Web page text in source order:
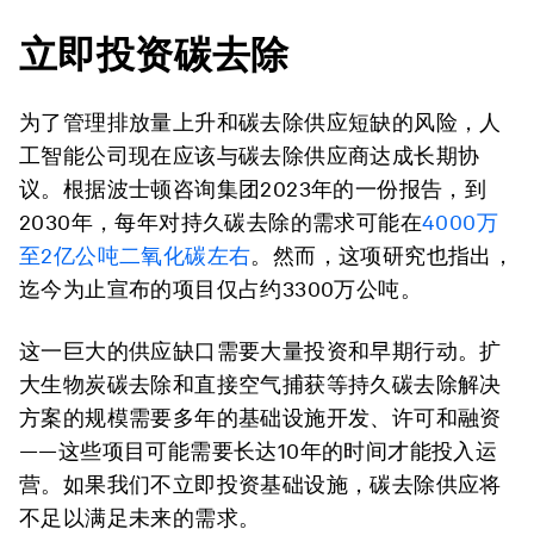
立即投资碳去除
为了管理排放量上升和碳去除供应短缺的风险，人
工智能公司现在应该与碳去除供应商达成长期协
议。根据波士顿咨询集团2023年的一份报告，到
2030年，每年对持久碳去除的需求可能在4000万
至2亿公吨二氧化碳左右。然而，这项研究也指出，
迄今为止宣布的项目仅占约3300万公吨。
这一巨大的供应缺口需要大量投资和早期行动。扩
大生物炭碳去除和直接空气捕获等持久碳去除解决
方案的规模需要多年的基础设施开发、许可和融资
——这些项目可能需要长达10年的时间才能投入运
营。如果我们不立即投资基础设施，碳去除供应将
不足以满足未来的需求。